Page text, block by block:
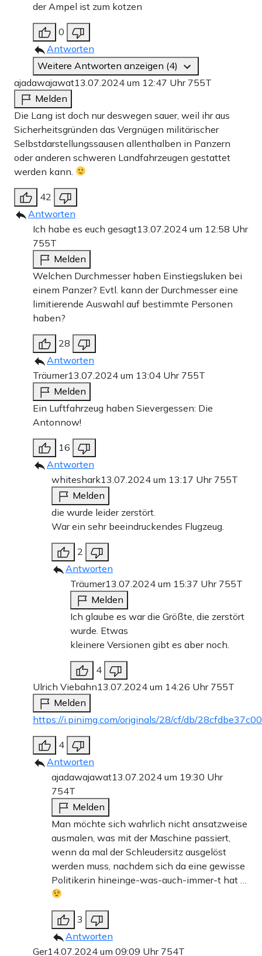
der Ampel ist zum kotzen
0
Antworten
Weitere Antworten anzeigen (4)
ajadawajawat13.07.2024 um 12:47 Uhr 755T
Melden
Die Lang ist doch nur deswegen sauer, weil ihr aus
Sicherheitsgründen das Vergnügen militärischer
Selbstdarstellungssausen allenthalben in Panzern
oder anderen schweren Landfahrzeugen gestattet
werden kann.
42
Antworten
Ich habe es euch gesagt13.07.2024 um 12:58 Uhr
755T
Melden
Welchen Durchmesser haben Einstiegsluken bei
einem Panzer? Evtl. kann der Durchmesser eine
limitierende Auswahl auf bestimmte Personen
haben?
28
Antworten
Träumer13.07.2024 um 13:04 Uhr 755T
Melden
Ein Luftfahrzeug haben Sievergessen: Die
Antonnow!
16
Antworten
whiteshark13.07.2024 um 13:17 Uhr 755T
Melden
die wurde leider zerstört.
War ein sehr beeindruckendes Flugzeug.
2
Antworten
Träumer13.07.2024 um 15:37 Uhr 755T
Melden
Ich glaube es war die Größte, die zerstört
wurde. Etwas
kleinere Versionen gibt es aber noch.
4
Ulrich Viebahn13.07.2024 um 14:26 Uhr 755T
Melden
https://i.pinimg.com/originals/28/cf/db/
4
Antworten
ajadawajawat13.07.2024 um 19:30 Uhr
754T
Melden
Man möchte sich wahrlich nicht ansatzweise
ausmalen, was mit der Maschine passiert,
wenn da mal der Schleudersitz ausgelöst
werden muss, nachdem sich da eine gewisse
Politikerin hineinge-was-auch-immer-t hat …
3
Antworten
Ger14.07.2024 um 09:09 Uhr 754T